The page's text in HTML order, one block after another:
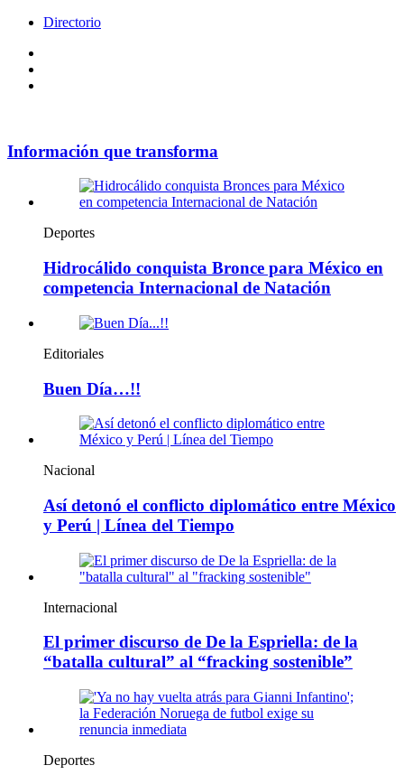
Directorio
Información que transforma
Deportes
Hidrocálido conquista Bronce para México en
competencia Internacional de Natación
Editoriales
Buen Día…!!
Nacional
Así detonó el conflicto diplomático entre México
y Perú | Línea del Tiempo
Internacional
El primer discurso de De la Espriella: de la
“batalla cultural” al “fracking sostenible”
Deportes